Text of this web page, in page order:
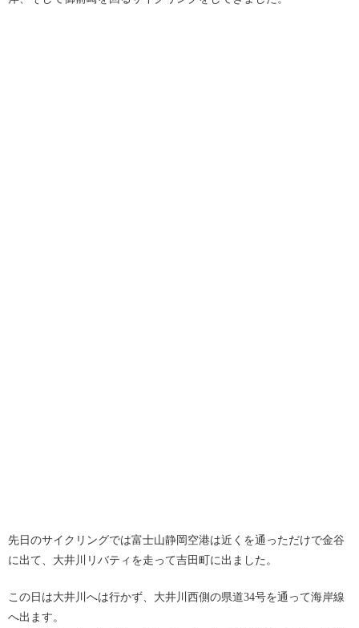
先日のサイクリングでは富士山静岡空港は近くを通っただけで金谷
に出て、大井川リバティを走って吉田町に出ました。
この日は大井川へは行かず、大井川西側の県道34号を通って海岸線
へ出ます。